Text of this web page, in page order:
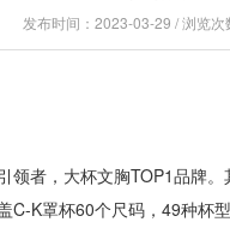
发布时间：2023-03-29 / 浏览次
领者，大杯文胸TOP1品牌
K罩杯60个尺码，49种杯